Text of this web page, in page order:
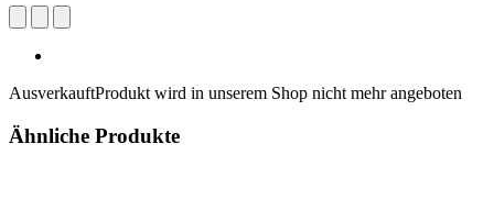
AusverkauftProdukt wird in unserem Shop nicht mehr angeboten
Ähnliche Produkte